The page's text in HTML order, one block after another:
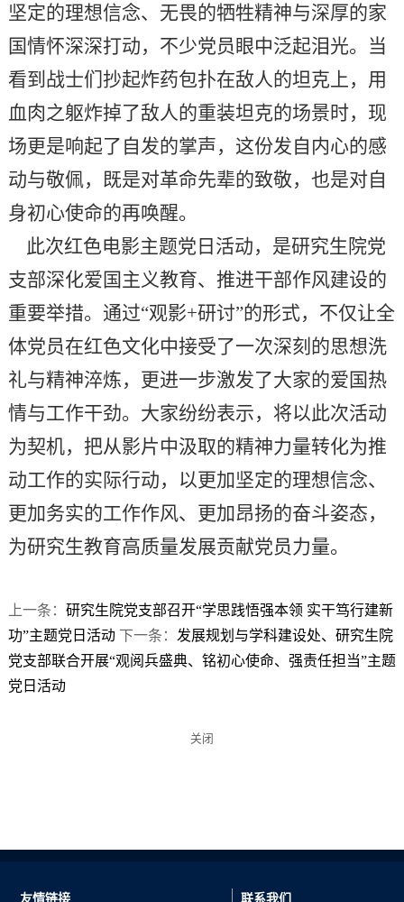
坚定的理想信念、无畏的牺牲精神与深厚的家
国情怀深深打动，不少党员眼中泛起泪光。当
看到战士们抄起炸药包扑在敌人的坦克上，用
血肉之躯炸掉了敌人的重装坦克的场景时，现
场更是响起了自发的掌声，这份发自内心的感
动与敬佩，既是对革命先辈的致敬，也是对自
身初心使命的再唤醒。
此次红色电影主题党日活动，是研究生院党
支部深化爱国主义教育、推进干部作风建设的
重要举措。通过“观影+研讨”的形式，不仅让全
体党员在红色文化中接受了一次深刻的思想洗
礼与精神淬炼，更进一步激发了大家的爱国热
情与工作干劲。大家纷纷表示，将以此次活动
为契机，把从影片中汲取的精神力量转化为推
动工作的实际行动，以更加坚定的理想信念、
更加务实的工作作风、更加昂扬的奋斗姿态，
为研究生教育高质量发展贡献党员力量。
上一条： 研究生院党支部召开“学思践悟强本领 实干笃行建新
功”主题党日活动下一条： 发展规划与学科建设处、研究生院
党支部联合开展“观阅兵盛典、铭初心使命、强责任担当”主题
党日活动
关闭
友情链接 联系我们